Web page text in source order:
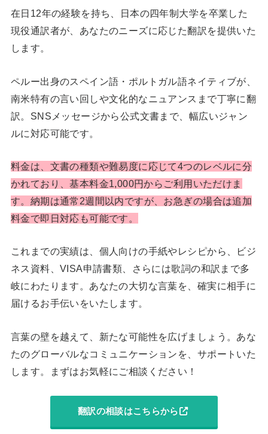
在日12年の経験を持ち、日本の四年制大学を卒業した
現役通訳者が、あなたのニーズに応じた翻訳を提供いた
します。
ペルー出身のスペイン語・ポルトガル語ネイティブが、
南米特有の言い回しや文化的なニュアンスまで丁寧に翻
訳。SNSメッセージから公式文書まで、幅広いジャン
ルに対応可能です。
料金は、文書の種類や難易度に応じて4つのレベルに分
かれており、基本料金1,000円からご利用いただけま
す。納期は通常2週間以内ですが、お急ぎの場合は追加
料金で即日対応も可能です。
これまでの実績は、個人向けの手紙やレシピから、ビジ
ネス資料、VISA申請書類、さらには歌詞の和訳まで多
岐にわたります。あなたの大切な言葉を、確実に相手に
届けるお手伝いをいたします。
言葉の壁を越えて、新たな可能性を広げましょう。あな
たのグローバルなコミュニケーションを、サポートいた
します。まずはお気軽にご相談ください！
翻訳の相談はこちらから